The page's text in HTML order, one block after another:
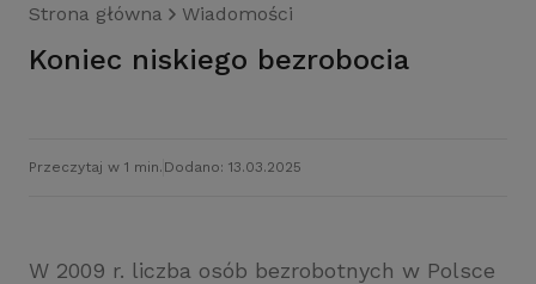
Strona główna Wiadomości
Koniec niskiego bezrobocia
Przeczytaj w 1 min. Dodano: 13.03.2025
W 2009 r. liczba osób bezrobotnych w Polsce